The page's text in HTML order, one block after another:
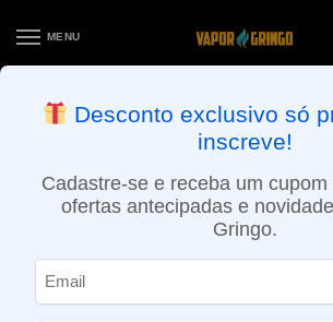
MENU
ENTREGA NO MESMO DIA EM SÃO PAULO
APROVADOS ATÉ 15:30 VIA
Desconto exclusivo só
inscreve!
Cadastre-se e receba um cupom
ofertas antecipadas e
Gringo.